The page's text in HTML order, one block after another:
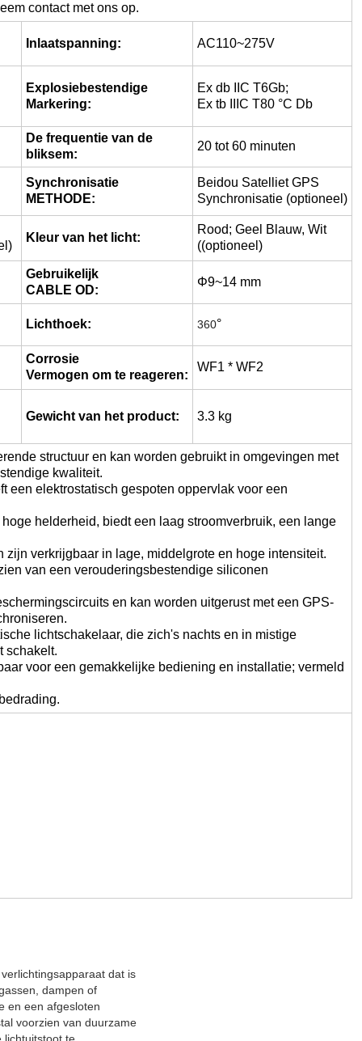
contact met ons op.
Inlaatspanning: AC110~275V
Explosiebestendige
Markering:
Ex db IIC T6Gb;
Ex tb IIIC T80 °C Db
De frequentie van de
bliksem:
20 tot 60 minuten
Synchronisatie
METHODE:
Beidou Satelliet GPS
Synchronisatie (optioneel)
Kleur van het licht:
Rood; Geel Blauw, Wit
((optioneel)
Gebruikelijk
CABLE OD:
Φ9~14 mm
Lichthoek: 360°
Corrosie
Vermogen om te reageren:
WF1 * WF2
Gewicht van het product: 3.3 kg
structuur en kan worden gebruikt in omgevingen met
kwaliteit.
een elektrostatisch gespoten oppervlak voor een
helderheid, biedt een laag stroomverbruik, een lange
verkrijgbaar in lage, middelgrote en hoge intensiteit.
van een verouderingsbestendige siliconen
en kan worden uitgerust met een GPS-
lichtschakelaar, die zich's nachts en in mistige
schakelt.
voor een gemakkelijke bediening en installatie; vermeld
dat is
dampen of
en een afgesloten
voorzien van duurzame